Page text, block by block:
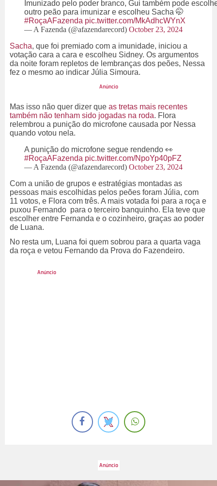
Imunizado pelo poder branco, Gui também pode
outro peão para imunizar e escolheu Sacha 🤭
#RoçaAFazenda pic.twitter.com/MkAdhcWYnX
— A Fazenda (@afazendarecord) October 23, 2024
Sacha, que foi premiado com a imunidade, iniciou a
votação cara a cara e escolheu Sidney. Os argumentos
da noite foram repletos de lembranças dos peões, Nessa
fez o mesmo ao indicar Júlia Simoura.
Mas isso não quer dizer que as tretas mais recentes
também não tenham sido jogadas na roda. Flora
relembrou a punição do microfone causada por Nessa
quando votou nela.
A punição do microfone segue rendendo 👀
#RoçaAFazenda pic.twitter.com/NpoYp40pFZ
— A Fazenda (@afazendarecord) October 23, 2024
Com a união de grupos e estratégias montadas as
pessoas mais escolhidas pelos peões foram Júlia, com
11 votos, e Flora com três. A mais votada foi para a roça e
puxou Fernando para o terceiro banquinho. Ela teve que
escolher entre Fernanda e o cozinheiro, graças ao poder
de Luana.
No resta um, Luana foi quem sobrou para a quarta vaga
da roça e vetou Fernando da Prova do Fazendeiro.